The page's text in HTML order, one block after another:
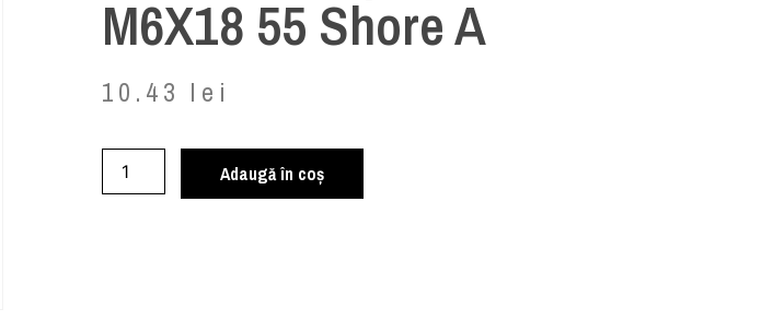
M6X18 55 Shore A
10.43 lei
Adaugă în coș